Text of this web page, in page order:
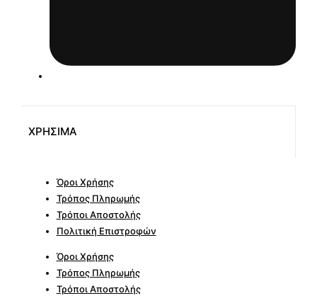
ΧΡΗΣΙΜΑ
Όροι Χρήσης
Τρόπος Πληρωμής
Τρόποι Αποστολής
Πολιτική Επιστροφών
Όροι Χρήσης
Τρόπος Πληρωμής
Τρόποι Αποστολής